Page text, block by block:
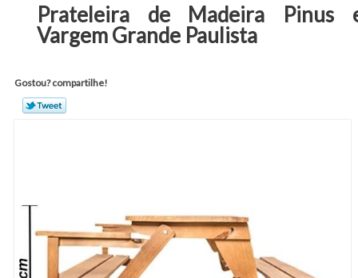
Prateleira de Madeira Pinus
Vargem Grande Paulista
Gostou? compartilhe!